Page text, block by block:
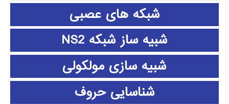
شبکه های عصبی
شبیه ساز شبکه NS2
شبیه سازی مولکولی
شناسایی حروف